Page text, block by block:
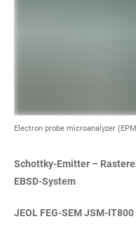
Electron probe microanalyzer
Schottky-Emitter –
EBSD-System
JEOL FEG-SEM JSM-IT800